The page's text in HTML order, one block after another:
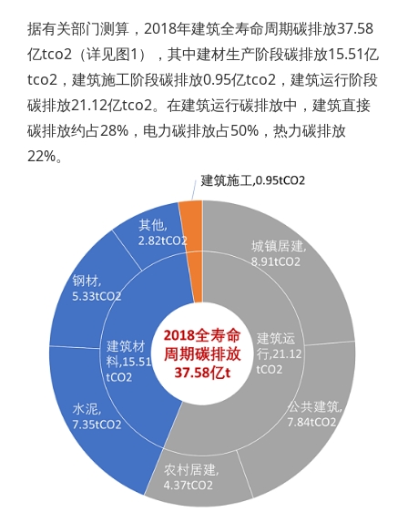
据有关部门测算，2018年建筑全寿命周期碳排放37.58
亿tco2（详见图1），其中建材生产阶段碳排放15.51亿
tco2，建筑施工阶段碳排放0.95亿tco2，建筑运行阶段
碳排放21.12亿tco2。在建筑运行碳排放中，建筑直接
碳排放约占28%，电力碳排放占50%，热力碳排放
22%。